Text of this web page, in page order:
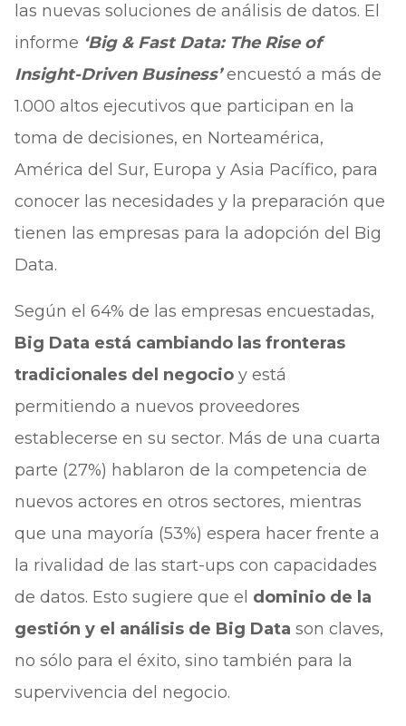
las nuevas soluciones de análisis de datos. El
informe ‘Big & Fast Data: The Rise of
Insight-Driven Business’encuestó a más de
1.000 altos ejecutivos que participan en la
toma de decisiones, en Norteamérica,
América del Sur, Europa y Asia Pacífico, para
conocer las necesidades y la preparación que
tienen las empresas para la adopción del Big
Data.
Según el 64% de las empresas encuestadas,
Big Data está cambiando las fronteras
tradicionales del negocio y está
permitiendo a nuevos proveedores
establecerse en su sector. Más de una cuarta
parte (27%) hablaron de la competencia de
nuevos actores en otros sectores, mientras
que una mayoría (53%) espera hacer frente a
la rivalidad de las start-ups con capacidades
de datos. Esto sugiere que el dominio de la
gestión y el análisis de Big Data son claves,
no sólo para el éxito, sino también para la
supervivencia del negocio.